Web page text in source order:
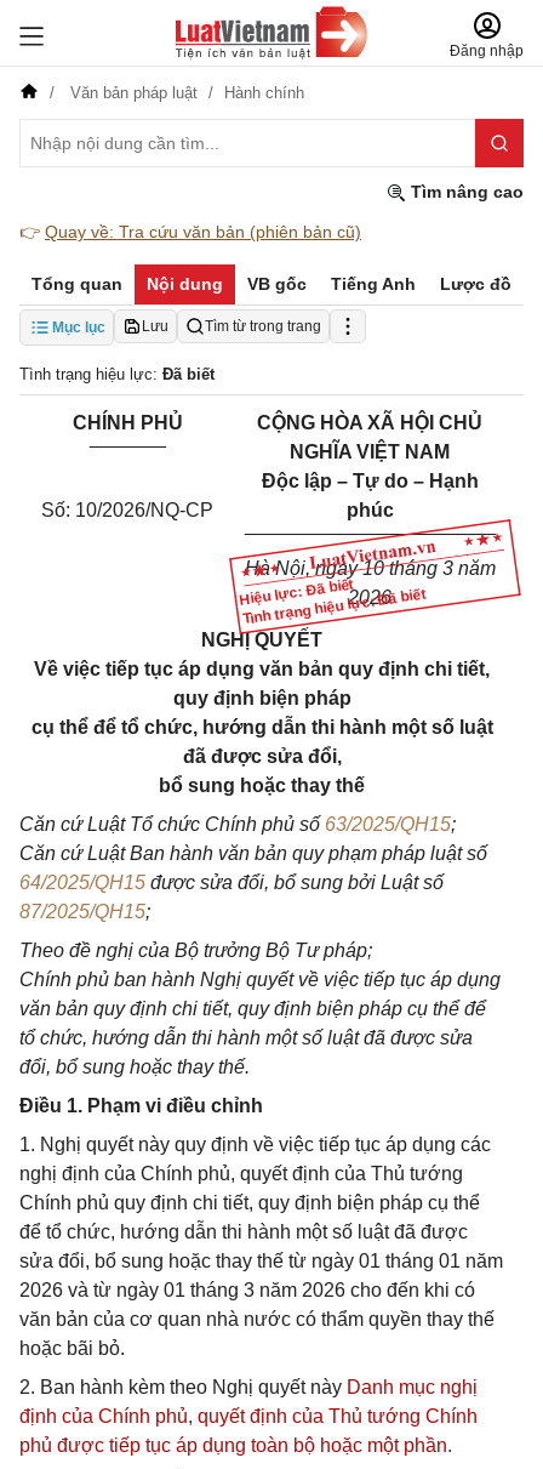
Đăng nhập
Văn bản pháp luật Hành chính
Tìm nâng cao
👉 Quay về: Tra cứu văn bản (phiên bản cũ)
Tổng quan Nội dung VB gốc Tiếng Anh Lược đồ
Mục lục Lưu Tìm từ trong trang
Tình trạng hiệu lực: Đã biết
Hiệu lực: Đã biết
Tình trạng hiệu lực: Đã biết
CHÍNH PHỦ
Số: 10/2026/NQ-CP
CỘNG HÒA XÃ HỘI CHỦ
NGHĨA VIỆT NAM
Độc lập – Tự do – Hạnh
phúc
_______________________
Hà Nội, ngày 10 tháng 3 năm
2026
NGHỊ QUYẾT
Về việc tiếp tục áp dụng văn bản quy định chi tiết,
quy định biện pháp
cụ thể để tổ chức, hướng dẫn thi hành một số luật
đã được sửa đổi,
bổ sung hoặc thay thế
Căn cứ Luật Tổ chức Chính phủ số 63/2025/QH15;
Căn cứ Luật Ban hành văn bản quy phạm pháp luật số
64/2025/QH15 được sửa đổi, bổ sung bởi Luật số
87/2025/QH15;
Theo đề nghị của Bộ trưởng Bộ Tư pháp;
Chính phủ ban hành Nghị quyết về việc tiếp tục áp dụng
văn bản quy định chi tiết, quy định biện pháp cụ thể để
tổ chức, hướng dẫn thi hành một số luật đã được sửa
đổi, bổ sung hoặc thay thế.
Điều 1. Phạm vi điều chỉnh
1. Nghị quyết này quy định về việc tiếp tục áp dụng các
nghị định của Chính phủ, quyết định của Thủ tướng
Chính phủ quy định chi tiết, quy định biện pháp cụ thể
để tổ chức, hướng dẫn thi hành một số luật đã được
sửa đổi, bổ sung hoặc thay thế từ ngày 01 tháng 01 năm
2026 và từ ngày 01 tháng 3 năm 2026 cho đến khi có
văn bản của cơ quan nhà nước có thẩm quyền thay thế
hoặc bãi bỏ.
2. Ban hành kèm theo Nghị quyết này Danh mục nghị
định của Chính phủ, quyết định của Thủ tướng Chính
phủ được tiếp tục áp dụng toàn bộ hoặc một phần.